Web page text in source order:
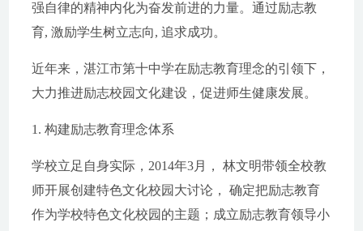
强自律的精神内化为奋发前进的力量。通过励志教
育, 激励学生树立志向, 追求成功。
近年来，湛江市第十中学在励志教育理念的引领下，
大力推进励志校园文化建设，促进师生健康发展。
1. 构建励志教育理念体系
学校立足自身实际，2014年3月， 林文明带领全校教
师开展创建特色文化校园大讨论， 确定把励志教育
作为学校特色文化校园的主题；成立励志教育领导小